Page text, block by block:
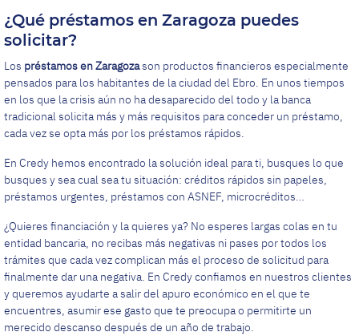
¿Qué préstamos en Zaragoza puedes
solicitar?
Los préstamos en Zaragozason productos financieros especialmente
pensados para los habitantes de la ciudad del Ebro. En unos tiempos
en los que la crisis aún no ha desaparecido del todo y la banca
tradicional solicita más y más requisitos para conceder un préstamo,
cada vez se opta más por los préstamos rápidos.
En Credy hemos encontrado la solución ideal para ti, busques lo que
busques y sea cual sea tu situación: créditos rápidos sin papeles,
préstamos urgentes, préstamos con ASNEF, microcréditos…
¿Quieres financiación y la quieres ya? No esperes largas colas en tu
entidad bancaria, no recibas más negativas ni pases por todos los
trámites que cada vez complican más el proceso de solicitud para
finalmente dar una negativa. En Credy confiamos en nuestros clientes
y queremos ayudarte a salir del apuro económico en el que te
encuentres, asumir ese gasto que te preocupa o permitirte un
merecido descanso después de un año de trabajo.